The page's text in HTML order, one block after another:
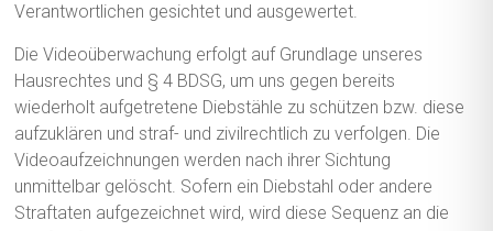
Verantwortlichen gesichtet und ausgewertet.
Die Videoüberwachung erfolgt auf Grundlage unseres
Hausrechtes und § 4 BDSG, um uns gegen bereits
wiederholt aufgetretene Diebstähle zu schützen bzw. diese
aufzuklären und straf- und zivilrechtlich zu verfolgen. Die
Videoaufzeichnungen werden nach ihrer Sichtung
unmittelbar gelöscht. Sofern ein Diebstahl oder andere
Straftaten aufgezeichnet wird, wird diese Sequenz an die